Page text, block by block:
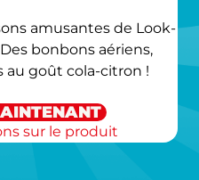
amusantes de Look-
bonbons aériens,
au goût cola-citron !
sur le produit